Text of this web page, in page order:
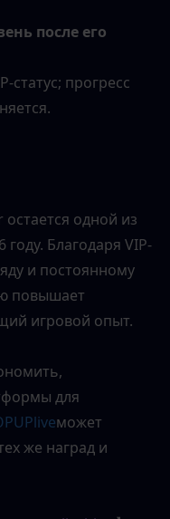
после его
статус; прогресс
одной из
Благодаря VIP-
и постоянному
повышает
игровой опыт.
для
может
же наград и